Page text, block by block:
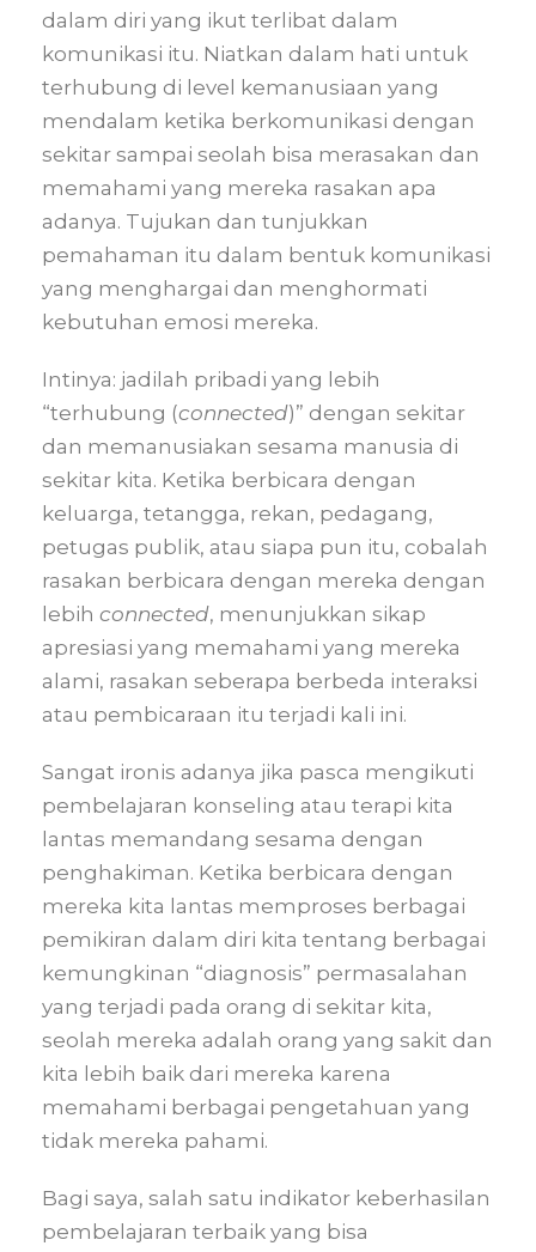
dalam diri yang ikut terlibat dalam
komunikasi itu. Niatkan dalam hati untuk
terhubung di level kemanusiaan yang
mendalam ketika berkomunikasi dengan
sekitar sampai seolah bisa merasakan dan
memahami yang mereka rasakan apa
adanya. Tujukan dan tunjukkan
pemahaman itu dalam bentuk komunikasi
yang menghargai dan menghormati
kebutuhan emosi mereka.
Intinya: jadilah pribadi yang lebih
“terhubung (connected)” dengan sekitar
dan memanusiakan sesama manusia di
sekitar kita. Ketika berbicara dengan
keluarga, tetangga, rekan, pedagang,
petugas publik, atau siapa pun itu, cobalah
rasakan berbicara dengan mereka dengan
lebih connected, menunjukkan sikap
apresiasi yang memahami yang mereka
alami, rasakan seberapa berbeda interaksi
atau pembicaraan itu terjadi kali ini.
Sangat ironis adanya jika pasca mengikuti
pembelajaran konseling atau terapi kita
lantas memandang sesama dengan
penghakiman. Ketika berbicara dengan
mereka kita lantas memproses berbagai
pemikiran dalam diri kita tentang berbagai
kemungkinan “diagnosis” permasalahan
yang terjadi pada orang di sekitar kita,
seolah mereka adalah orang yang sakit dan
kita lebih baik dari mereka karena
memahami berbagai pengetahuan yang
tidak mereka pahami.
Bagi saya, salah satu indikator keberhasilan
pembelajaran terbaik yang bisa